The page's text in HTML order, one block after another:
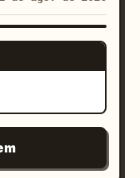
BANANA PRO